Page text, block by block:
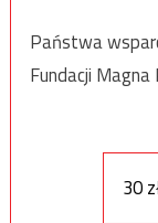
Państwa
Fundacji Magna
30